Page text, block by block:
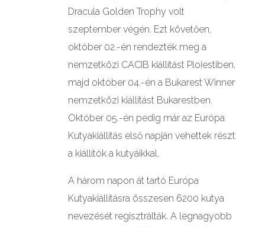
Dracula Golden Trophy volt
szeptember végén. Ezt követően,
október 02.-én rendezték meg a
nemzetközi CACIB kiállítást Ploiestiben,
majd október 04.-én a Bukarest Winner
nemzetközi kiállítást Bukarestben.
Október 05.-én pedig már az Európa
Kutyakiállítás első napján vehettek részt
a kiállítók a kutyáikkal.
A három napon át tartó Európa
Kutyakiállításra összesen 6200 kutya
nevezését regisztrálták. A legnagyobb